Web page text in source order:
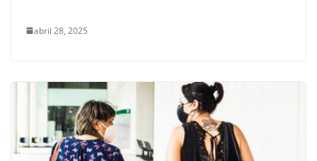
abril 28, 2025